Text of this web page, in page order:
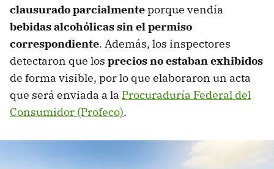
clausurado parcialmenteporque vendía
bebidas alcohólicas sin el permiso
correspondiente. Además, los inspectores
detectaron que los precios no estaban exhibidos
de forma visible, por lo que elaboraron un acta
que será enviada a la Procuraduría Federal del
Consumidor (Profeco).